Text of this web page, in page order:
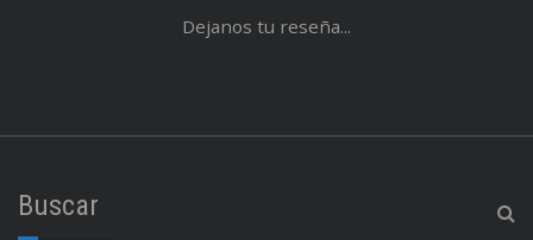
Dejanos tu reseña...
Buscar